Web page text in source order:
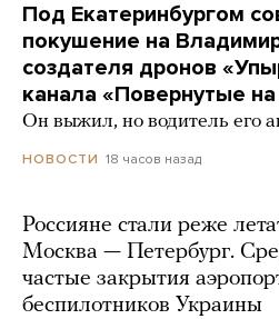
Под Екатеринбургом
покушение на
создателя дронов
канала «Повернутые
Он выжил, но водитель его
НОВОСТИ 18 часов назад
Россияне стали реже
Москва — Петербург.
частые закрытия
беспилотников Украины